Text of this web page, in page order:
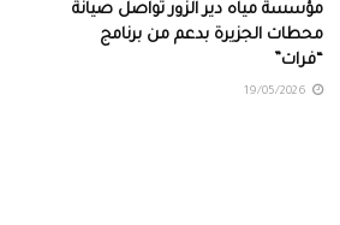
مؤسسة مياه دير الزور تواصل صيانة
محطات الجزيرة بدعم من برنامج
“فرات”